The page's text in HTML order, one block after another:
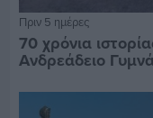
Πριν 5 ημέρες
70 χρόνια
Ανδρεάδειο